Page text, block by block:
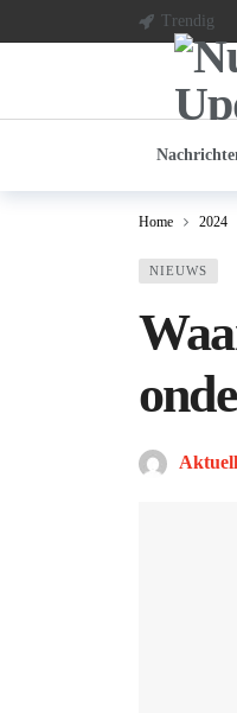
Trendig
Home 2024
NIEUWS